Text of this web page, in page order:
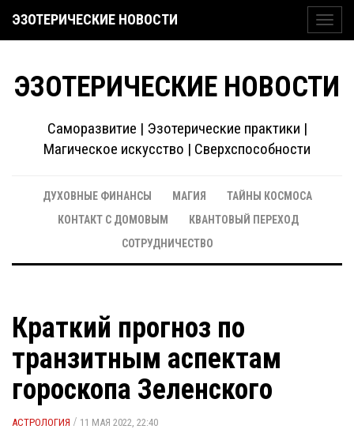
ЭЗОТЕРИЧЕСКИЕ НОВОСТИ
ЭЗОТЕРИЧЕСКИЕ НОВОСТИ
Саморазвитие | Эзотерические практики |
Магическое искусство | Сверхспособности
ДУХОВНЫЕ ФИНАНСЫ МАГИЯ
ТАЙНЫ КОСМОСА
КОНТАКТ С ДОМОВЫМ
КВАНТОВЫЙ ПЕРЕХОД
СОТРУДНИЧЕСТВО
Краткий прогноз по
транзитным аспектам
гороскопа Зеленского
АСТРОЛОГИЯ / 11 МАЯ 2022, 22:40